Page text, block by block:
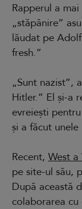
Rapperul a
„stăpânire”
lăudat pe
fresh.”
„Sunt nazist”,
Hitler.” El și-a
evreiești
și a făcut unele
Recent, West a
pe site-ul său,
După această
colaborarea cu